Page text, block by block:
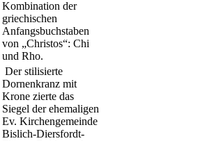
Kombination der
griechischen
Anfangsbuchstaben
von „Christos“: Chi
und Rho.
Der stilisierte
Dornenkranz mit
Krone zierte das
Siegel der ehemaligen
Ev. Kirchengemeinde
Bislich-Diersfordt-